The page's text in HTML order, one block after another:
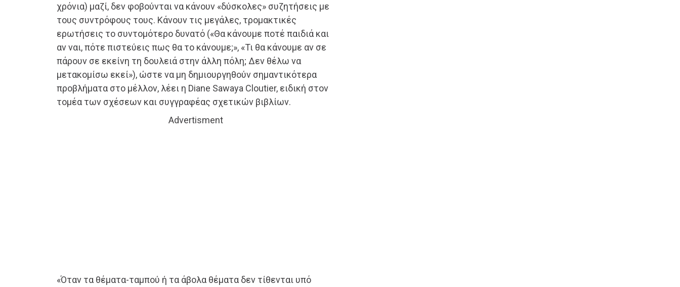
χρόνια) μαζί, δεν φοβούνται να κάνουν «δύσκολες» συζητήσεις με
τους συντρόφους τους. Κάνουν τις μεγάλες, τρομακτικές
ερωτήσεις το συντομότερο δυνατό («Θα κάνουμε ποτέ παιδιά και
αν ναι, πότε πιστεύεις πως θα το κάνουμε;», «Τι θα κάνουμε αν σε
πάρουν σε εκείνη τη δουλειά στην άλλη πόλη; Δεν θέλω να
μετακομίσω εκεί»), ώστε να μη δημιουργηθούν σημαντικότερα
προβλήματα στο μέλλον, λέει η Diane Sawaya Cloutier, ειδική στον
τομέα των σχέσεων και συγγραφέας σχετικών βιβλίων.
Advertisment
«Όταν τα θέματα-ταμπού ή τα άβολα θέματα δεν τίθενται υπό